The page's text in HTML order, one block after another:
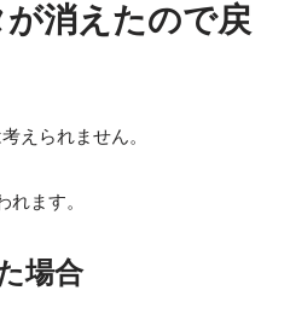
消えたので戻
えられません。
れます。
場合